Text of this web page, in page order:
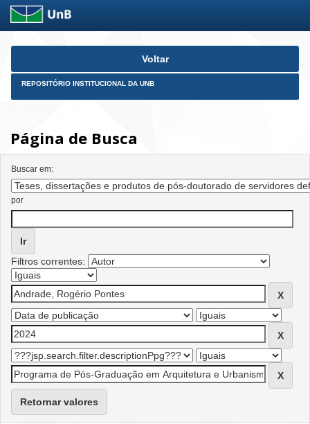
Skip
Voltar
REPOSITÓRIO INSTITUCIONAL DA UNB
Página de Busca
Buscar em:
por
Filtros correntes:
Retornar valores